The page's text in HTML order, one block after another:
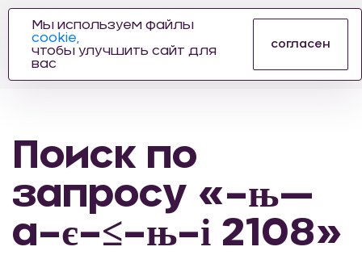
АВТОЗАПЧАСТЕЙ
Поиск по
запросу «–њ—
а–є–≤–њ–і 2108»
Мы используем файлы
cookie,
чтобы улучшить сайт для
вас
согласен